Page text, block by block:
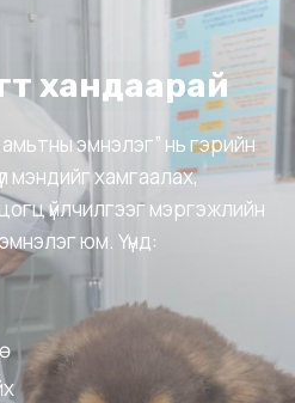
хандаарай
эмнэлэг” нь гэрийн
мэндийг хамгаалах,
үйлчилгээг мэргэжлийн
юм. Үүнд: